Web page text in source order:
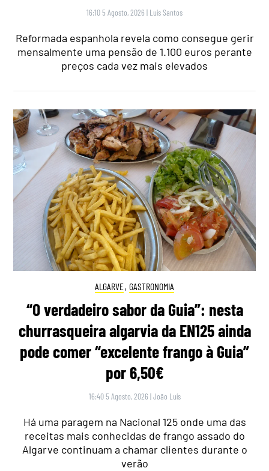
16:10 5 Agosto, 2026 | Luís Santos
Reformada espanhola revela como consegue gerir
mensalmente uma pensão de 1.100 euros perante
preços cada vez mais elevados
ALGARVE, GASTRONOMIA
“O verdadeiro sabor da Guia”: nesta
churrasqueira algarvia da EN125 ainda
pode comer “excelente frango à Guia”
por 6,50€
16:40 5 Agosto, 2026 |João Luís
Há uma paragem na Nacional 125 onde uma das
receitas mais conhecidas de frango assado do
Algarve continuam a chamar clientes durante o
verão